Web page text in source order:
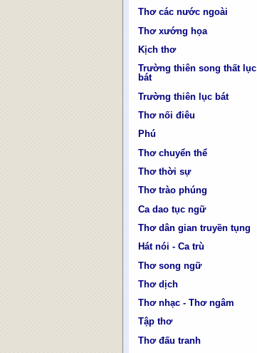
Thơ các nước ngoài
Thơ xướng họa
Kịch thơ
Trường thiên song thất lục
bát
Trường thiên lục bát
Thơ nối điêu
Phú
Thơ chuyển thể
Thơ thời sự
Thơ trào phúng
Ca dao tục ngữ
Thơ dân gian truyền tụng
Hát nói - Ca trù
Thơ song ngữ
Thơ dịch
Thơ nhạc - Thơ ngâm
Tập thơ
Thơ đấu tranh